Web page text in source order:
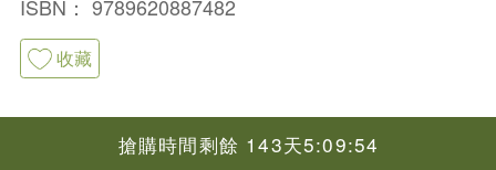
ISBN： 9789620887482
收藏
搶購時間剩餘 143天5:09:53